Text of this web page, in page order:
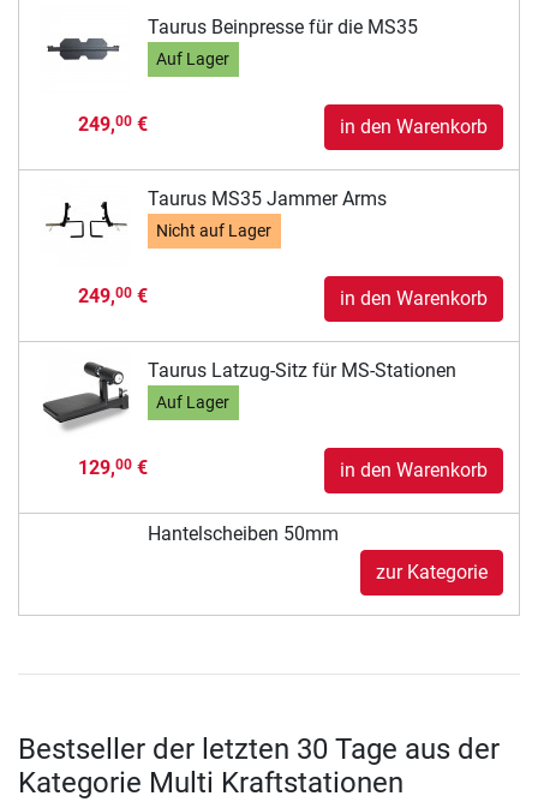
Taurus Beinpresse für die MS35
Auf Lager
249,00€ in den Warenkorb
Taurus MS35 Jammer Arms
Nicht auf Lager
249,00€ in den Warenkorb
Taurus Latzug-Sitz für MS-Stationen
Auf Lager
129,00€ in den Warenkorb
Hantelscheiben 50mm
zur Kategorie
Bestseller der letzten 30 Tage aus der
Kategorie Multi Kraftstationen